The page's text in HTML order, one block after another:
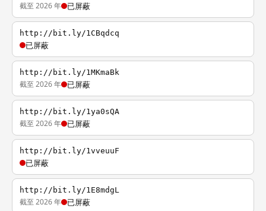
截至 2026 年 已屏蔽
http://bit.ly/1CBqdcq
已屏蔽
http://bit.ly/1MKmaBk
截至 2026 年 已屏蔽
http://bit.ly/1ya0sQA
截至 2026 年 已屏蔽
http://bit.ly/1vveuuF
已屏蔽
http://bit.ly/1E8mdgL
截至 2026 年 已屏蔽